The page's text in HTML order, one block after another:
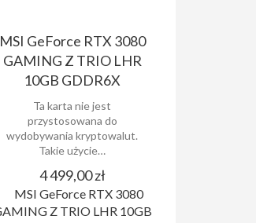
MSI GeForce RTX 3080
GAMING Z TRIO LHR
10GB GDDR6X
Ta karta nie jest
przystosowana do
wydobywania kryptowalut.
Takie użycie…
4 499,00 zł